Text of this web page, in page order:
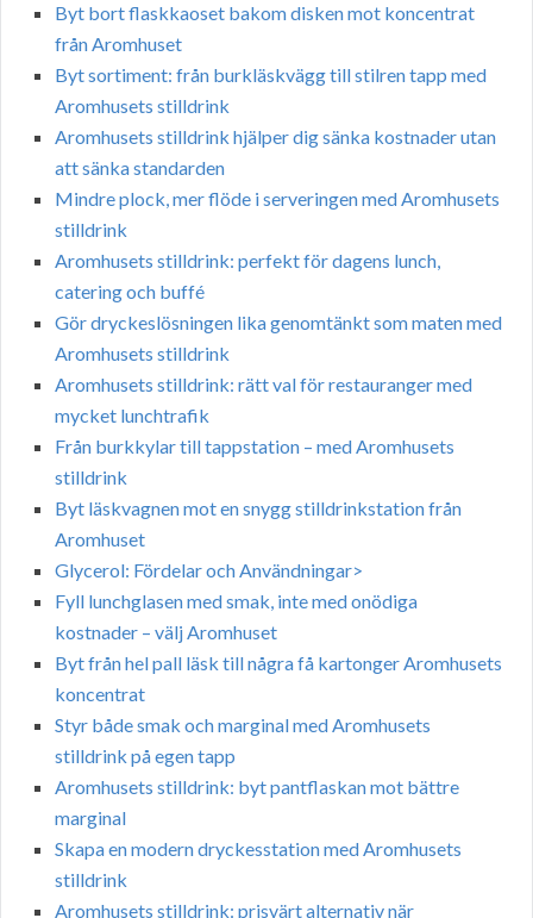
Byt bort flaskkaoset bakom disken mot koncentrat
från Aromhuset
Byt sortiment: från burkläskvägg till stilren tapp med
Aromhusets stilldrink
Aromhusets stilldrink hjälper dig sänka kostnader utan
att sänka standarden
Mindre plock, mer flöde i serveringen med Aromhusets
stilldrink
Aromhusets stilldrink: perfekt för dagens lunch,
catering och buffé
Gör dryckeslösningen lika genomtänkt som maten med
Aromhusets stilldrink
Aromhusets stilldrink: rätt val för restauranger med
mycket lunchtrafik
Från burkkylar till tappstation – med Aromhusets
stilldrink
Byt läskvagnen mot en snygg stilldrinkstation från
Aromhuset
Glycerol: Fördelar och Användningar>
Fyll lunchglasen med smak, inte med onödiga
kostnader – välj Aromhuset
Byt från hel pall läsk till några få kartonger Aromhusets
koncentrat
Styr både smak och marginal med Aromhusets
stilldrink på egen tapp
Aromhusets stilldrink: byt pantflaskan mot bättre
marginal
Skapa en modern dryckesstation med Aromhusets
stilldrink
Aromhusets stilldrink: prisvärt alternativ när